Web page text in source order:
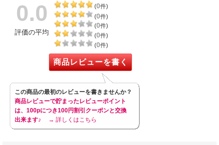
0.0
評価の平均
(0件)
(0件)
(0件)
(0件)
(0件)
商品レビューを書く
この商品の最初のレビューを書きませんか？
商品レビューで貯まったレビューポイント
は、100pにつき100円割引クーポンと交換
出来ます♪
→ 詳しくはこちら